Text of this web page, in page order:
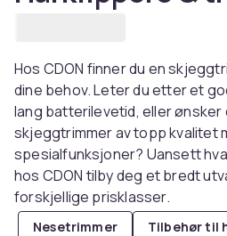
Hos CDON finner du en
dine behov. Leter du etter et
lang batterilevetid, eller ønsker
skjeggtrimmer av topp kvalitet
spesialfunksjoner? Uansett
hos CDON tilby deg et bredt
forskjellige prisklasser.
Nesetrimmer Tilbehør til